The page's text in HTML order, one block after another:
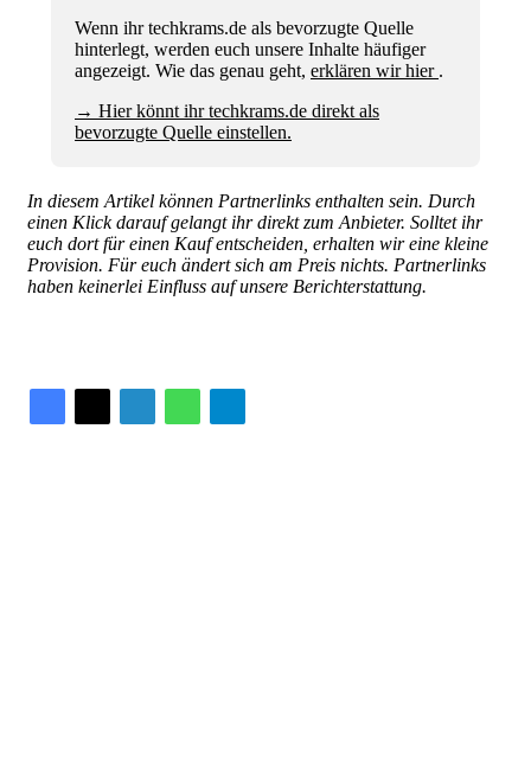
Wenn ihr techkrams.de als bevorzugte Quelle
hinterlegt, werden euch unsere Inhalte häufiger
angezeigt. Wie das genau geht, erklären wir hier .
→ Hier könnt ihr techkrams.de direkt als
bevorzugte Quelle einstellen.
In diesem Artikel können Partnerlinks enthalten sein. Durch
einen Klick darauf gelangt ihr direkt zum Anbieter. Solltet ihr
euch dort für einen Kauf entscheiden, erhalten wir eine kleine
Provision. Für euch ändert sich am Preis nichts. Partnerlinks
haben keinerlei Einfluss auf unsere Berichterstattung.